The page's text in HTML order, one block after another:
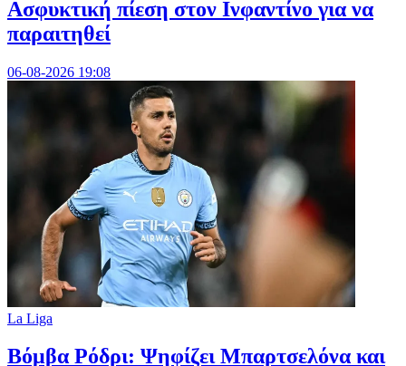
Ασφυκτική πίεση στον Ινφαντίνο για να
παραιτηθεί
06-08-2026 19:08
La Liga
Βόμβα Ρόδρι: Ψηφίζει Μπαρτσελόνα και